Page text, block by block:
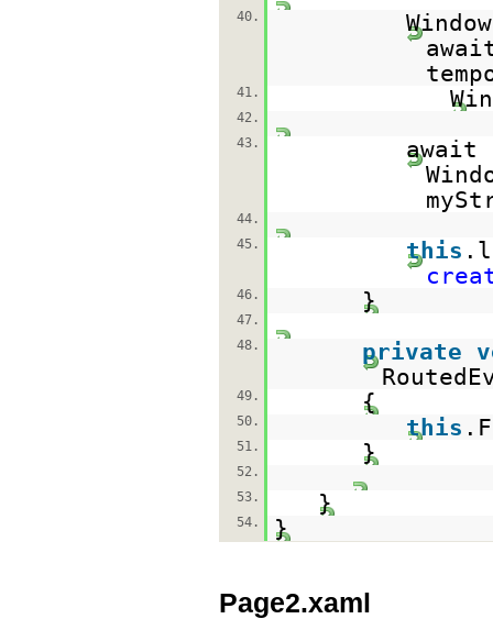
40.
41.
42.
43.
await
44.
45.
this
46. }
47.
48.
private
49. {
50. this
51. }
52.
53.
}
54. }
Page2.xaml